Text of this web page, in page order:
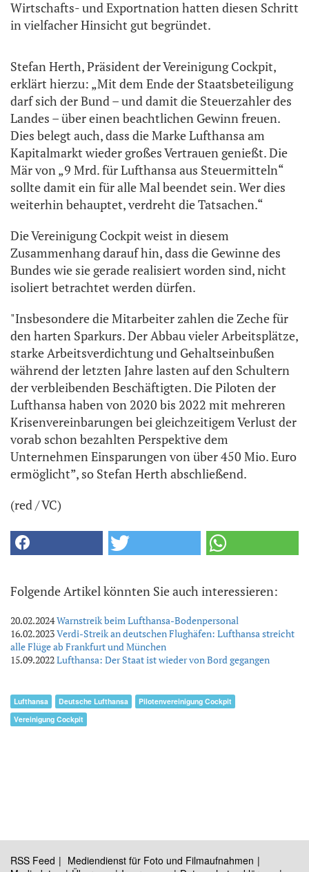
Wirtschafts- und Exportnation hatten diesen Schritt
in vielfacher Hinsicht gut begründet.
Stefan Herth, Präsident der Vereinigung Cockpit,
erklärt hierzu: „Mit dem Ende der Staatsbeteiligung
darf sich der Bund – und damit die Steuerzahler des
Landes – über einen beachtlichen Gewinn freuen.
Dies belegt auch, dass die Marke Lufthansa am
Kapitalmarkt wieder großes Vertrauen genießt. Die
Mär von „9 Mrd. für Lufthansa aus Steuermitteln“
sollte damit ein für alle Mal beendet sein. Wer dies
weiterhin behauptet, verdreht die Tatsachen.“
Die Vereinigung Cockpit weist in diesem
Zusammenhang darauf hin, dass die Gewinne des
Bundes wie sie gerade realisiert worden sind, nicht
isoliert betrachtet werden dürfen.
"Insbesondere die Mitarbeiter zahlen die Zeche für
den harten Sparkurs. Der Abbau vieler Arbeitsplätze,
starke Arbeitsverdichtung und Gehaltseinbußen
während der letzten Jahre lasten auf den Schultern
der verbleibenden Beschäftigten. Die Piloten der
Lufthansa haben von 2020 bis 2022 mit mehreren
Krisenvereinbarungen bei gleichzeitigem Verlust der
vorab schon bezahlten Perspektive dem
Unternehmen Einsparungen von über 450 Mio. Euro
ermöglicht”, so Stefan Herth abschließend.
(red / VC)
Folgende Artikel könnten Sie auch interessieren:
20.02.2024Warnstreik beim Lufthansa-Bodenpersonal
16.02.2023Verdi-Streik an deutschen Flughäfen: Lufthansa streicht
alle Flüge ab Frankfurt und München
15.09.2022Lufthansa: Der Staat ist wieder von Bord gegangen
Lufthansa Deutsche Lufthansa
Pilotenvereinigung Cockpit
Vereinigung Cockpit
RSS Feed
Mediendienst für Foto und Filmaufnahmen